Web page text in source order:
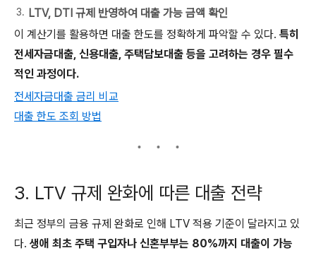
LTV, DTI 규제 반영하여 대출 가능 금액 확인
이 계산기를 활용하면 대출 한도를 정확하게 파악할 수 있다. 특히
전세자금대출, 신용대출, 주택담보대출 등을 고려하는 경우 필수
적인 과정이다.
전세자금대출 금리 비교
대출 한도 조회 방법
3. LTV 규제 완화에 따른 대출 전략
최근 정부의 금융 규제 완화로 인해 LTV 적용 기준이 달라지고 있
다. 생애 최초 주택 구입자나 신혼부부는 80%까지 대출이 가능